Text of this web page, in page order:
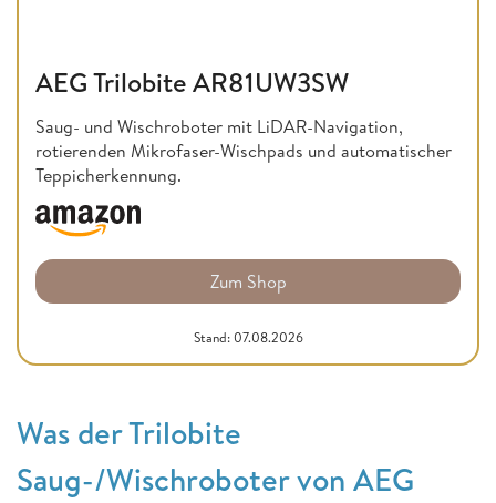
AEG Trilobite AR81UW3SW
Saug- und Wischroboter mit LiDAR-Navigation,
rotierenden Mikrofaser-Wischpads und automatischer
Teppicherkennung.
Zum Shop
Stand: 07.08.2026
Was der Trilobite
Saug-/Wischroboter von AEG